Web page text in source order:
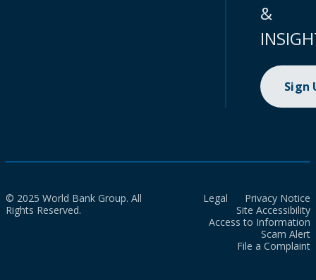
&
Sign
© 2025 World Bank Group. All
Rights Reserved.
Legal
Privacy Notice
Site Accessibility
Access to Information
Scam Alert
File a Complaint